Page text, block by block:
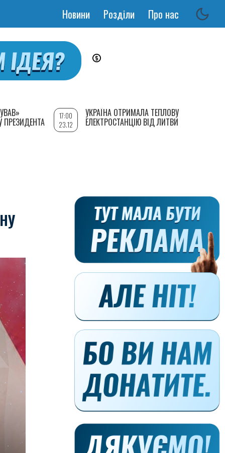
Основная
Новини Розділи Про нас
ПРЕЗИДЕНТА
17:00
23.12
УКРАЇНА ОТРИМАЛА ТЕПЛОВУ
ЕЛЕКТРОСТАНЦІЮ ВІД ЛИТВИ